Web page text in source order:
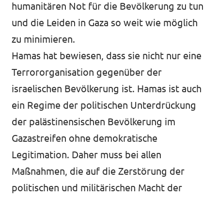
humanitären Not für die Bevölkerung zu tun
und die Leiden in Gaza so weit wie möglich
zu minimieren.
Hamas hat bewiesen, dass sie nicht nur eine
Terrororganisation gegenüber der
israelischen Bevölkerung ist. Hamas ist auch
ein Regime der politischen Unterdrückung
der palästinensischen Bevölkerung im
Gazastreifen ohne demokratische
Legitimation. Daher muss bei allen
Maßnahmen, die auf die Zerstörung der
politischen und militärischen Macht der